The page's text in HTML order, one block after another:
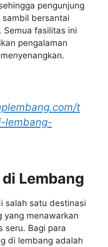
pengunjung
bersantai
Semua fasilitas ini
pengalaman
t
lembang-
Lembang
salah satu destinasi
yang menawarkan
seru. Bagi para
di lembang adalah